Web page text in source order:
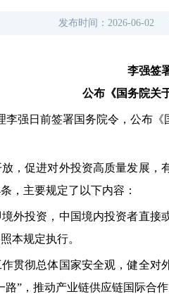
发布时间： 2026-06-02
李强签
公布《国务院关
强日前签署国务院令，公布
放，促进对外投资高质量发展
，主要规定了以下内容：
外投资，中国境内投资者直
本规定执行。
贯彻总体国家安全观，健全
”，推动产业链供应链国际合